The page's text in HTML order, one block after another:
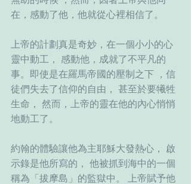
在，感動了他，他就從心裡相信了。
上帝的計劃真是奇妙，在一個小小的心
靈中動工， 感動他，成就了不平凡的
事。即使是在羅馬帝國的壓制之下 ，信
徒們失去了信仰的自由， 甚至於要犧牲
生命， 然而，上帝的靈在他的內心悄悄
地動工了。
約翰的體驗讓他為主耶穌大發熱心， 啟
示錄是他所寫的， 他被抓到海中的一個
稱為「拔摩島」的監獄中。 上帝賦予他